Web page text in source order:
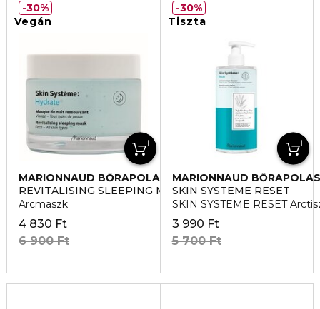
Vegán
MARIONNAUD BŐRÁPOLÁS
REVITALISING SLEEPING MASK
Arcmaszk
4 830 Ft
6 900 Ft
30%
Tiszta
MARIONNAUD BŐRÁPOLÁS
SKIN SYSTEME RESET
SKIN SYSTEME RESET
3 990 Ft
5 700 Ft
30%